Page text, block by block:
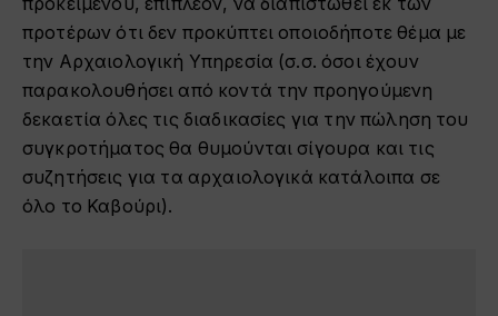
προτέρων ότι δεν προκύπτει οποιοδήποτε θέμα με
την Αρχαιολογική Υπηρεσία (σ.σ. όσοι έχουν
παρακολουθήσει από κοντά την προηγούμενη
δεκαετία όλες τις διαδικασίες για την πώληση του
συγκροτήματος θα θυμούνται σίγουρα και τις
συζητήσεις για τα αρχαιολογικά κατάλοιπα σε
όλο το Καβούρι).